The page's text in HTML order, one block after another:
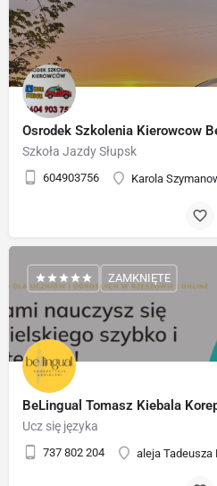
Osrodek Szkolenia Kierowcow
Szkoła Jazdy Słupsk
604903756 Karola
BeLingual Tomasz Kiebala
Ucz się języka
737 802 204 aleja Tadeusza
ZAMKNIĘTE